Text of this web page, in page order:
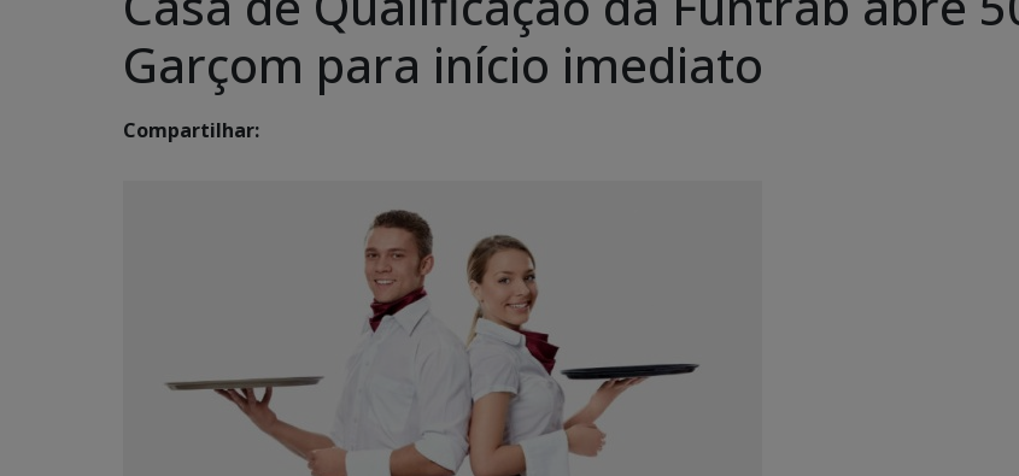
Garçom para início imediato
Compartilhar: